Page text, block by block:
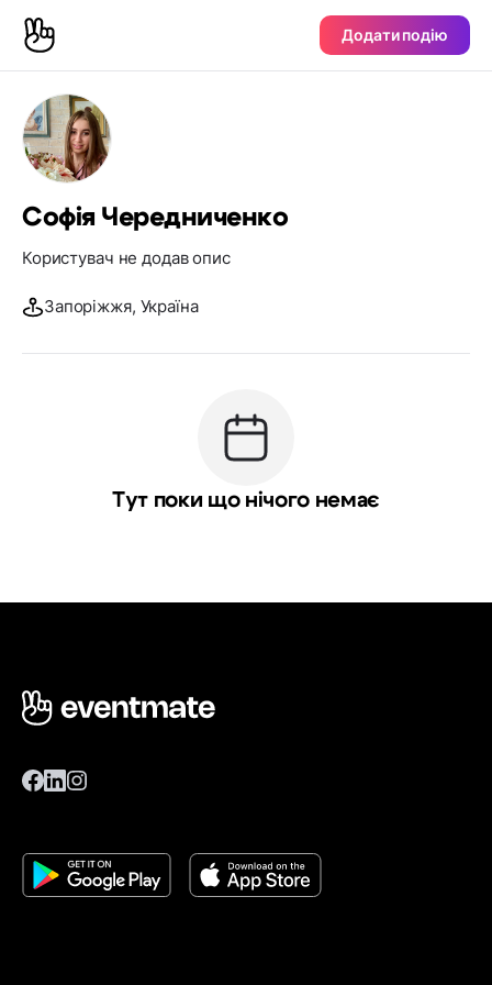
Додати подію
Софія Чередниченко
Користувач не додав опис
Запоріжжя, Україна
Тут поки що нічого немає